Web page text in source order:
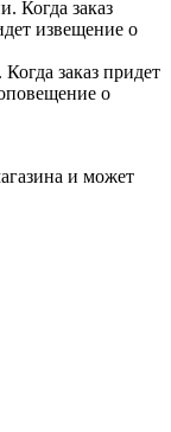
Когда заказ
извещение о
заказ придет
о
и может